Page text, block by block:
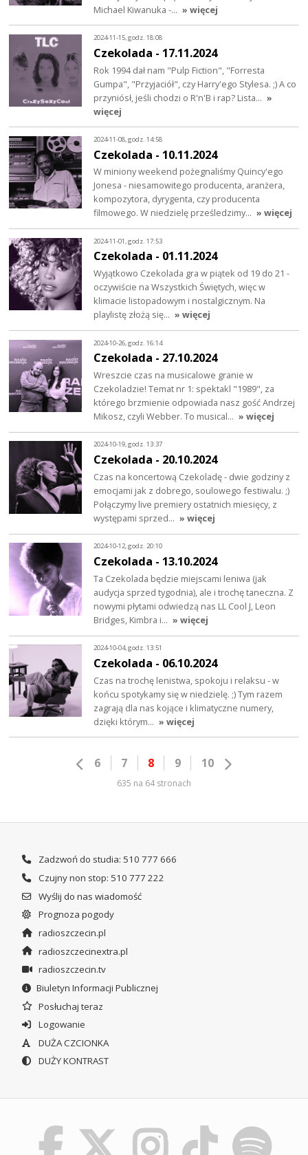
Michael Kiwanuka -… » więcej
2024-11-15, godz. 18:08
Czekolada - 17.11.2024
Rok 1994 dał nam "Pulp Fiction", "Forresta
Gumpa", "Przyjaciół", czy Harry'ego Stylesa. ;) A co
przyniósł, jeśli chodzi o R'n'B i rap? Lista… »
więcej
2024-11-08, godz. 14:58
Czekolada - 10.11.2024
W miniony weekend pożegnaliśmy Quincy'ego
Jonesa - niesamowitego producenta, aranżera,
kompozytora, dyrygenta, czy producenta
filmowego. W niedzielę prześledzimy… » więcej
2024-11-01, godz. 17:53
Czekolada - 01.11.2024
Wyjątkowo Czekolada gra w piątek od 19 do 21 -
oczywiście na Wszystkich Świętych, więc w
klimacie listopadowym i nostalgicznym. Na
playlistę złożą się… » więcej
2024-10-26, godz. 16:14
Czekolada - 27.10.2024
Wreszcie czas na musicalowe granie w
Czekoladzie! Temat nr 1: spektakl "1989", za
którego brzmienie odpowiada nasz gość Andrzej
Mikosz, czyli Webber. To musical… » więcej
2024-10-19, godz. 13:37
Czekolada - 20.10.2024
Czas na koncertową Czekoladę - dwie godziny z
emocjami jak z dobrego, soulowego festiwalu. ;)
Połączymy live premiery ostatnich miesięcy, z
występami sprzed… » więcej
2024-10-12, godz. 20:10
Czekolada - 13.10.2024
Ta Czekolada będzie miejscami leniwa (jak
audycja sprzed tygodnia), ale i trochę taneczna. Z
nowymi płytami odwiedzą nas LL Cool J, Leon
Bridges, Kimbra i… » więcej
2024-10-04, godz. 13:51
Czekolada - 06.10.2024
Czas na trochę lenistwa, spokoju i relaksu - w
końcu spotykamy się w niedzielę. ;) Tym razem
zagrają dla nas kojące i klimatyczne numery,
dzięki którym… » więcej
6 7 8 9 10
635 na 64 stronach
Zadzwoń do studia: 510 777 666
Czujny non stop: 510 777 222
Wyślij do nas wiadomość
Prognoza pogody
radioszczecin.pl
radioszczecinextra.pl
radioszczecin.tv
Biuletyn Informacji Publicznej
Posłuchaj teraz
Logowanie
DUŻA CZCIONKA
DUŻY KONTRAST